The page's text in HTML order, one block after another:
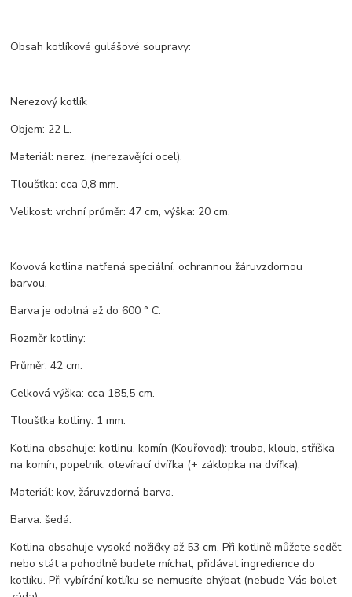
Obsah kotlíkové gulášové soupravy:
Nerezový kotlík
Objem: 22 L.
Materiál: nerez, (nerezavějící ocel).
Tloušťka: cca 0,8 mm.
Velikost: vrchní průměr: 47 cm, výška: 20 cm.
Kovová kotlina natřená speciální, ochrannou žáruvzdornou
barvou.
Barva je odolná až do 600 ° C.
Rozměr kotliny:
Průměr: 42 cm.
Celková výška: cca 185,5 cm.
Tloušťka kotliny: 1 mm.
Kotlina obsahuje: kotlinu, komín (Kouřovod): trouba, kloub, stříška
na komín, popelník, otevírací dvířka (+ záklopka na dvířka).
Materiál: kov, žáruvzdorná barva.
Barva: šedá.
Kotlina obsahuje vysoké nožičky až 53 cm. Při kotlině můžete sedět
nebo stát a pohodlně budete míchat, přidávat ingredience do
kotlíku. Při vybírání kotlíku se nemusíte ohýbat (nebude Vás bolet